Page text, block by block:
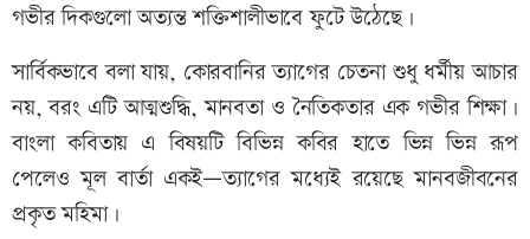
গভীর দিকগুলো অত্যন্ত শক্তিশালীভাবে ফুটে উঠেছে।
সার্বিকভাবে বলা যায়, কোরবানির ত্যাগের চেতনা শুধু ধর্মীয় আচার
নয়, বরং এটি আত্মশুদ্ধি, মানবতা ও নৈতিকতার এক গভীর শিক্ষা।
বাংলা কবিতায় এ বিষয়টি বিভিন্ন কবির হাতে ভিন্ন ভিন্ন রূপ
পেলেও মূল বার্তা একই—ত্যাগের মধ্যেই রয়েছে মানবজীবনের
প্রকৃত মহিমা।